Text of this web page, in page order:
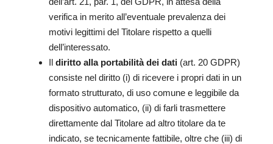
verifica in merito all’eventuale prevalenza dei
motivi legittimi del Titolare rispetto a quelli
dell’interessato.
Il diritto alla portabilità dei dati (art. 20 GDPR)
consiste nel diritto (i) di ricevere i propri dati in un
formato strutturato, di uso comune e leggibile da
dispositivo automatico, (ii) di farli trasmettere
direttamente dal Titolare ad altro titolare da te
indicato, se tecnicamente fattibile, oltre che (iii) di